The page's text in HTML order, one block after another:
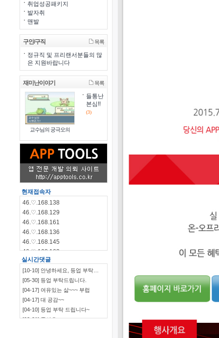
취업성공패키지
발자취
맨발
구인/구직 목록
정규직 및 프리랜서분들의 많
은 지원바랍니다
재미난이야기 목록
교수님의 궁극오의
들통난
본심!!
(3)
현재접속자
46.♡.168.138
46.♡.168.129
46.♡.168.161
46.♡.168.136
46.♡.168.145
46.♡.168.162
46.♡.168.144
46.♡.168.140
115.♡.135.198
46.♡.168.139
실시간댓글
[10-10] 안녕하세요, 등업 부탁…
[05-30] 등업 부탁드립니다.
[04-17] 여유있는 삶~~~ 부럽
[04-17] 대 공감~~
[04-10] 등업 부탁 드립니다~
[03-21] 좋아요